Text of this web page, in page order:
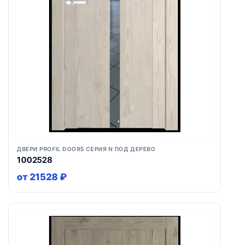
ДВЕРИ PROFIL DOORS СЕРИЯ N ПОД ДЕРЕВО
1002528
от 21528 ₽